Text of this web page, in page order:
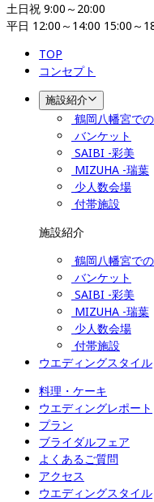
土日祝 9:00～20:00
平日 12:00～14:00 15:00～
TOP
コンセプト
施設紹介
鶴岡八幡宮で
バンケット
SAIBI -彩美
MIZUHA -瑞葉
少人数会場
付帯施設
施設紹介
鶴岡八幡宮で
バンケット
SAIBI -彩美
MIZUHA -瑞葉
少人数会場
付帯施設
ウエディングスタイル
料理・ケーキ
ウエディングレポート
プラン
ブライダルフェア
よくあるご質問
アクセス
ウエディングスタイル